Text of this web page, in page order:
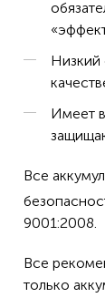
Низкий
Имеет
Все
9001:2008.
Все
только